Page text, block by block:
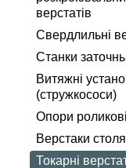
верстатів
Свердлильні
Станки
Витяжні
(стружкососи)
Опори роликові
Верстаки
Токарні